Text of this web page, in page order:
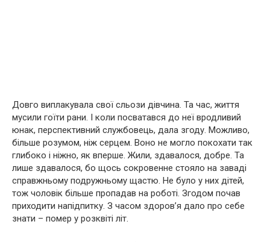
Довго виплакувала свої сльози дівчина. Та час, життя
мусили гоїти paни. І коли посватався до неї вродливий
юнак, перспективний службовець, дала згоду. Можливо,
більше розумом, ніж серцем. Воно не могло покохати так
глибоко і ніжно, як вперше. Жили, здавалося, добре. Та
лише здавалося, бо щось сокровенне стояло на заваді
справжньому подружньому щастю. Не було у них дітей,
тож чоловік більше пропадав на роботі. Згодом почав
приходити напідпитку. З часом здоров’я дало про себе
знати – пoмep у розквіті літ.